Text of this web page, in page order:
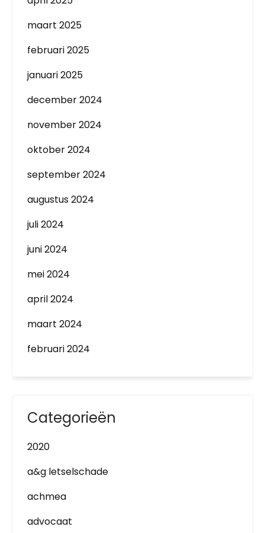
maart 2025
februari 2025
januari 2025
december 2024
november 2024
oktober 2024
september 2024
augustus 2024
juli 2024
juni 2024
mei 2024
april 2024
maart 2024
februari 2024
Categorieën
2020
a&g letselschade
achmea
advocaat